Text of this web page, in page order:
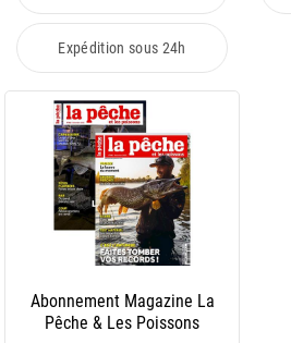
Expédition sous 24h
Abonnement Magazine La
Pêche & Les Poissons